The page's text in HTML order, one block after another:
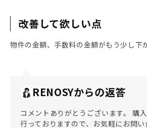
改善して欲しい点
物件の金額、手数料の金額がもう少し下
RENOSYからの返答
コメントありがとうございます。 購
行っておりますので、お気軽にお問い